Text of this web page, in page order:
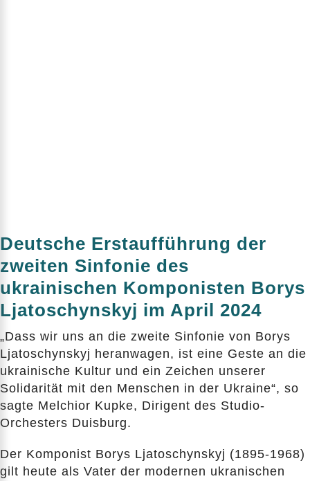
Deutsche Erstaufführung der
zweiten Sinfonie des
ukrainischen Komponisten Borys
Ljatoschynskyj im April 2024
„Dass wir uns an die zweite Sinfonie von Borys
Ljatoschynskyj heranwagen, ist eine Geste an die
ukrainische Kultur und ein Zeichen unserer
Solidarität mit den Menschen in der Ukraine“, so
sagte Melchior Kupke, Dirigent des Studio-
Orchesters Duisburg.
Der Komponist Borys Ljatoschynskyj (1895-1968)
gilt heute als Vater der modernen ukranischen